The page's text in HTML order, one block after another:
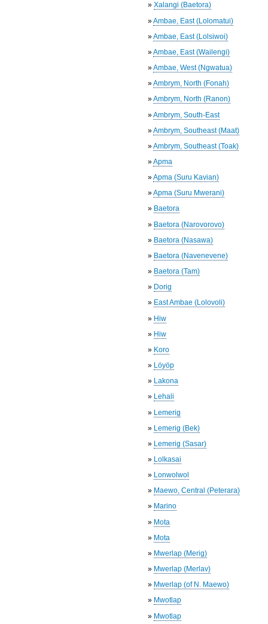
»Xalangi (Baetora)
»Ambae, East (Lolomatui)
»Ambae, East (Lolsiwoi)
»Ambae, East (Wailengi)
»Ambae, West (Ngwatua)
»Ambrym, North (Fonah)
»Ambrym, North (Ranon)
»Ambrym, South-East
»Ambrym, Southeast (Maat)
»Ambrym, Southeast (Toak)
»Apma
»Apma (Suru Kavian)
»Apma (Suru Mwerani)
» Baetora
» Baetora (Narovorovo)
» Baetora (Nasawa)
» Baetora (Navenevene)
» Baetora (Tam)
» Dorig
» East Ambae (Lolovoli)
» Hiw
» Hiw
» Koro
» Löyöp
» Lakona
» Lehali
» Lemerig
» Lemerig (Bek)
» Lemerig (Sasar)
» Lolkasai
» Lonwolwol
» Maewo, Central (Peterara)
» Marino
» Mota
» Mota
» Mwerlap (Merig)
» Mwerlap (Merlav)
» Mwerlap (of N. Maewo)
» Mwotlap
» Mwotlap